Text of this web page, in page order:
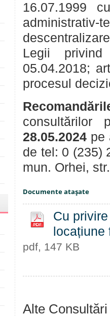
16.07.1999
Legii
05.04.2018;
procesul
28.05.2024 pe
de tel: 0 (235)
mun. Orhei,
Documente ataşate
Cu
pdf, 147 KB
Alte